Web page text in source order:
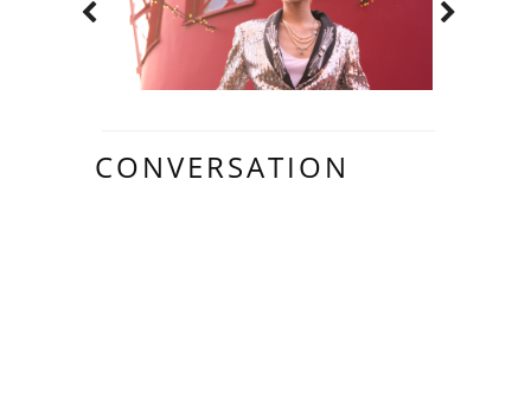
CONVERSATION